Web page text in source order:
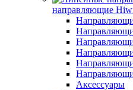
направляющие
Аксессуары